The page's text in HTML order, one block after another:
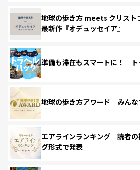
地球の歩き方 meets クリスト
最新作『オデュッセイア』
準備も滞在もスマートに！ ト
地球の歩き方アワード みんな
エアラインランキング 読者の
グ形式で発表